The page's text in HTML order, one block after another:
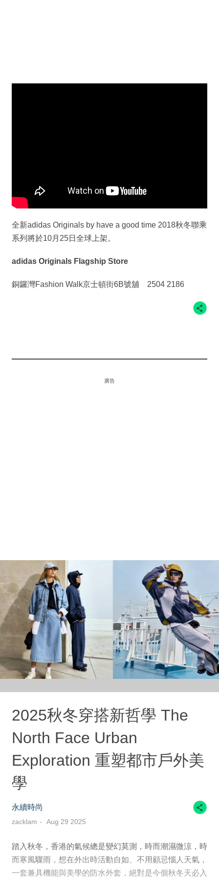
全新adidas Originals by have a good time 2018秋冬聯乘
系列將於10月25日全球上架。
adidas Originals Flagship Store
銅鑼灣Fashion Walk京士頓街6B號舖 2504 2186
廣告
2025秋冬穿搭新哲學 The
North Face Urban
Exploration 重塑都市戶外美
學
永續時尚
zacklam Aug 29 2025
踏入秋冬，香港的氣候總是變幻莫測，時而潮濕微涼，時
而寒風驟雨，想在外出時活動自如、不用顧忌惱人天氣，
一套兼具機能與美學的防水外套，絕對是今個秋冬天必入